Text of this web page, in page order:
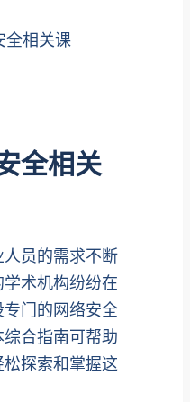
全相关
人员的需求不断
术机构纷纷在
门的网络安全
合指南可帮助
探索和掌握这